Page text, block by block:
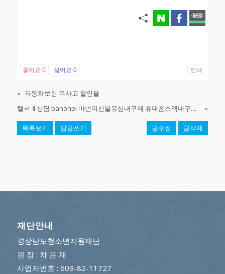
좋아요 0 싫어요 0 인쇄
« 자동차보험 무사고 할인율
탤ㄹㅔ상담 banonpi 바넌피선불유심내구제 휴대폰소액내구제후기 신불자소액대출가능 마포구장기연체자비대면소액급전대출 급한돈소액대출내구제 LSX
»
목록보기 답글쓰기 글수정 글삭제
재단안내
경상남도청소년지원재단
원 장 : 차 윤 재
사업자번호 : 609-82-11727